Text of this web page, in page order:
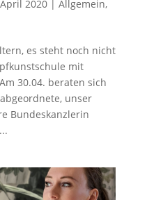
2020| Allgemein,
es steht noch nicht
mit
30.04. beraten sich
unser
Bundeskanzlerin